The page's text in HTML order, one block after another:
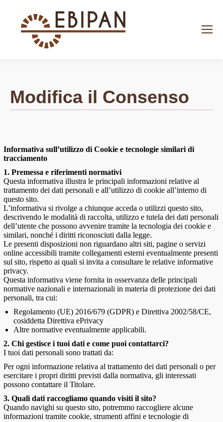
Search:
Modifica il Consenso
Informativa sull’utilizzo di Cookie e tecnologie similari di
tracciamento
1. Premessa e riferimenti normativi
Questa informativa illustra le principali informazioni relative al
trattamento dei dati personali e all’utilizzo di cookie all’interno di
questo sito.
L’informativa si rivolge a chiunque acceda o utilizzi questo sito,
descrivendo le modalità di raccolta, utilizzo e tutela dei dati personali
dell’utente che possono avvenire tramite la tecnologia dei cookie e
similari, nonché i diritti riconosciuti dalla legge.
Le presenti disposizioni non riguardano altri siti, pagine o servizi
online accessibili tramite collegamenti esterni eventualmente presenti
sul sito, rispetto ai quali si invita a consultare le relative informative
privacy.
Questa informativa viene fornita in osservanza delle principali
normative nazionali e internazionali in materia di protezione dei dati
personali, tra cui:
Regolamento (UE) 2016/679 (GDPR) e Direttiva 2002/58/CE,
cosiddetta Direttiva ePrivacy
Altre normative eventualmente applicabili.
2. Chi gestisce i tuoi dati e come puoi contattarci?
I tuoi dati personali sono trattati da:
Per ogni informazione relativa al trattamento dei dati personali o per
esercitare i propri diritti previsti dalla normativa, gli interessati
possono contattare il Titolare.
3. Quali dati raccogliamo quando visiti il sito?
Quando navighi su questo sito, potremmo raccogliere alcune
informazioni tramite cookie, strumenti affini e tecnologie di